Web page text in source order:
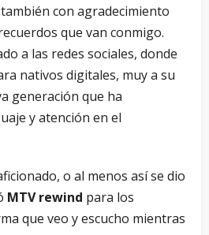
con agradecimiento
que van conmigo.
a las redes sociales, donde
nativos digitales, muy a su
generación que ha
y atención en el
o al menos así se dio
MTV rewind para los
que veo y escucho mientras